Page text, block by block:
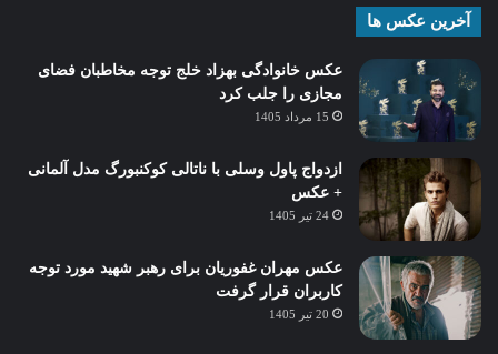
آخرین عکس ها
عکس خانوادگی بهزاد خلج توجه مخاطبان فضای
مجازی را جلب کرد
15 مرداد 1405
ازدواج پاول وسلی با ناتالی کوکنبورگ مدل آلمانی
+ عکس
24 تیر 1405
عکس مهران غفوریان برای رهبر شهید مورد توجه
کاربران قرار گرفت
20 تیر 1405